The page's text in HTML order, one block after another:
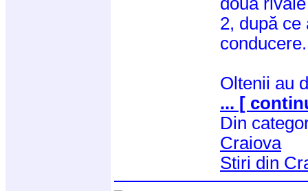
2, după ce
conducere.
Oltenii au
... [
Din
Craiova
Stiri din